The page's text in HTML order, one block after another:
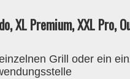
XL Premium, XXL Pro,
Grill oder ein